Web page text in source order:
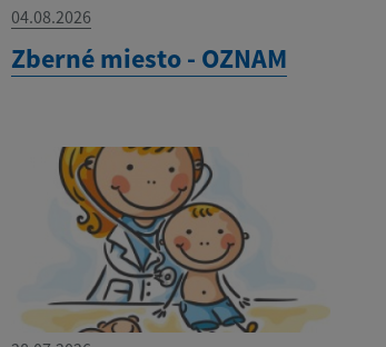
04.08.2026
Zberné miesto - OZNAM